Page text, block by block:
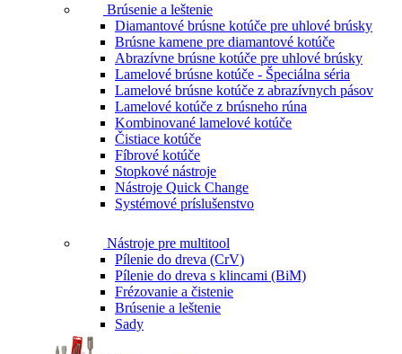
Brúsenie a leštenie
Diamantové brúsne kotúče pre uhlové brúsky
Brúsne kamene pre diamantové kotúče
Abrazívne brúsne kotúče pre uhlové brúsky
Lamelové brúsne kotúče - Špeciálna séria
Lamelové brúsne kotúče z abrazívnych pásov
Lamelové kotúče z brúsneho rúna
Kombinované lamelové kotúče
Čistiace kotúče
Fíbrové kotúče
Stopkové nástroje
Nástroje Quick Change
Systémové príslušenstvo
Nástroje pre multitool
Pílenie do dreva (CrV)
Pílenie do dreva s klincami (BiM)
Frézovanie a čistenie
Brúsenie a leštenie
Sady